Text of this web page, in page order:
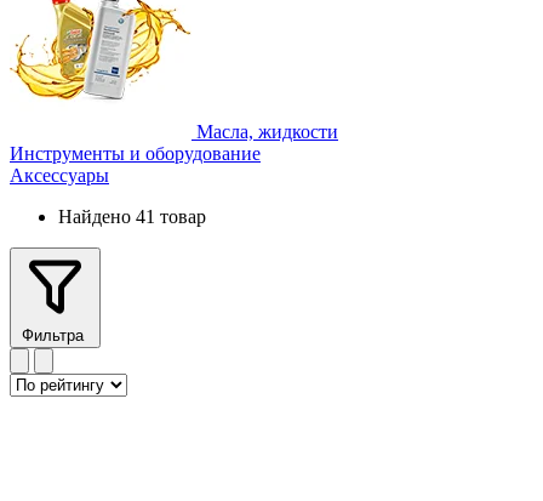
Масла, жидкости
Инструменты и оборудование
Аксессуары
Найдено 41 товар
Фильтра